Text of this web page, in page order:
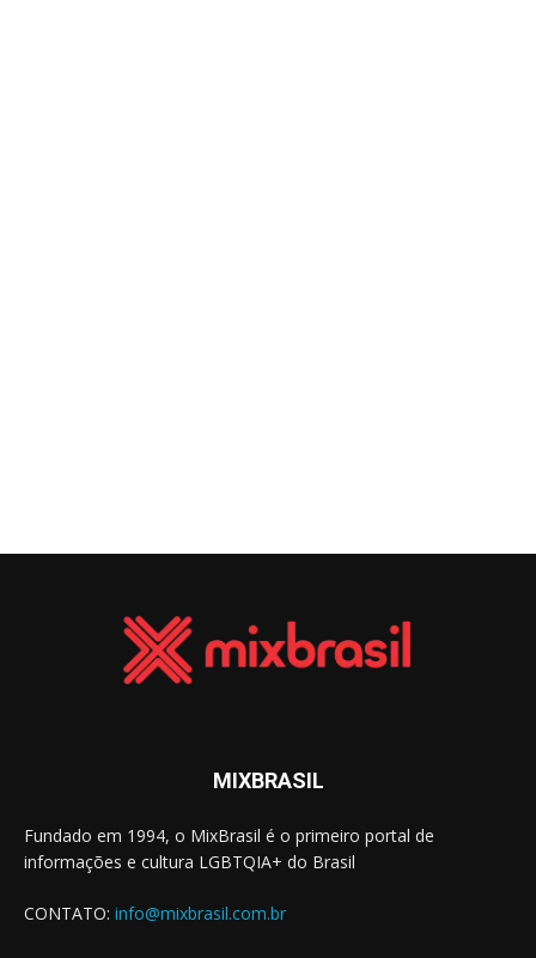
MIXBRASIL
Fundado em 1994, o MixBrasil é o primeiro portal de
informações e cultura LGBTQIA+ do Brasil
CONTATO: info@mixbrasil.com.br